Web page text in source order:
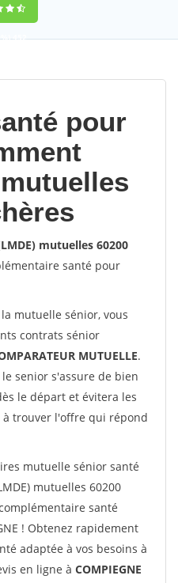
452
pour
mutuelles 60200
santé pour
mutuelle sénior, vous
contrats sénior
MUTUELLE.
senior s'assure de bien
le départ et évitera les
à trouver l'offre qui répond
mutuelle sénior santé
mutuelles 60200
santé
! Obtenez rapidement
adaptée à vos besoins à
en ligne à COMPIEGNE